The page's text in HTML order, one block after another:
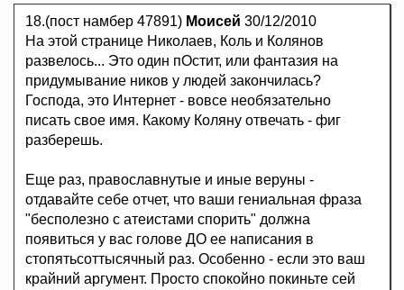
18.(пост намбер 47891) Моисей 30/12/2010
На этой странице Николаев, Коль и Колянов
развелось... Это один пОстит, или фантазия на
придумывание ников у людей закончилась?
Господа, это Интернет - вовсе необязательно
писать свое имя. Какому Коляну отвечать - фиг
разберешь.
Еще раз, православнутые и иные веруны -
отдавайте себе отчет, что ваши гениальная фраза
"бесполезно с атеистами спорить" должна
появиться у вас голове ДО ее написания в
стопятьсоттысячный раз. Особенно - если это ваш
крайний аргумент. Просто спокойно покиньте сей